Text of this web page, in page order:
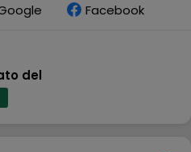
Facebook
del